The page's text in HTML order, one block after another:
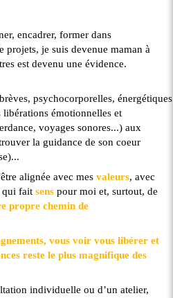
encadrer, former dans
projets, je suis devenue maman à
est devenu une évidence.
psychocorporelles,
libérations émotionnelles et
voyages sonores...) aux
la guidance de son coeur
alignée avec mes valeurs, avec
qui fait sens pour moi et, surtout, de
propre chemin de
vous voir vous libérer et
reste le plus magnifique des
individuelle ou d’un atelier,